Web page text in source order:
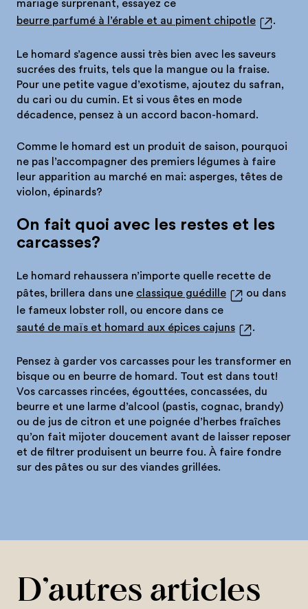
mariage surprenant, essayez ce
beurre parfumé à l’érable et au piment chipotle
.
Le homard s’agence aussi très bien avec les saveurs
sucrées des fruits, tels que la mangue ou la fraise.
Pour une petite vague d’exotisme, ajoutez du safran,
du cari ou du cumin. Et si vous êtes en mode
décadence, pensez à un accord bacon-homard.
Comme le homard est un produit de saison, pourquoi
ne pas l’accompagner des premiers légumes à faire
leur apparition au marché en mai: asperges, têtes de
violon, épinards?
On fait quoi avec les restes et les
carcasses?
Le homard rehaussera n’importe quelle recette de
pâtes, brillera dans une classique guédille
ou dans
le fameux lobster roll, ou encore dans ce
sauté de maïs et homard aux épices cajuns
.
Pensez à garder vos carcasses pour les transformer en
bisque ou en beurre de homard. Tout est dans tout!
Vos carcasses rincées, égouttées, concassées, du
beurre et une larme d’alcool (pastis, cognac, brandy)
ou de jus de citron et une poignée d’herbes fraîches
qu’on fait mijoter doucement avant de laisser reposer
et de filtrer produisent un beurre fou. À faire fondre
sur des pâtes ou sur des viandes grillées.
D’autres articles